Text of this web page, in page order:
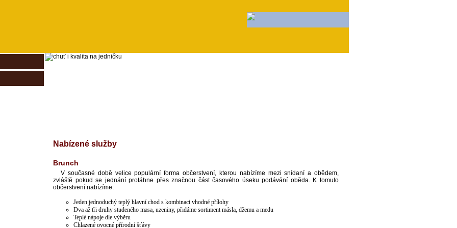
Nabízené služby
Brunch
V současné době velice populární forma občerstvení, kterou nabízíme mezi snídaní a obědem,
zvláště pokud se jednání protáhne přes značnou část časového úseku podávání oběda. K tomuto
občerstvení nabízíme:
Jeden jednoduchý teplý hlavní chod s kombinaci vhodné přílohy
Dva až tři druhy studeného masa, uzeniny, přidáme sortiment másla, džemu a medu
Teplé nápoje dle výběru
Chlazené ovocné přírodní šťávy